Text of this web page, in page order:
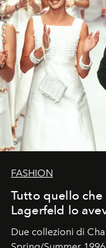
FASHION
Tutto quello
Lagerfeld lo
Due collezioni di